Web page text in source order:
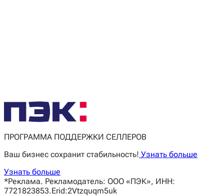
ПРОГРАММА ПОДДЕРЖКИ СЕЛЛЕРОВ
Ваш бизнес сохранит стабильность! Узнать больше
Узнать больше
*Реклама. Рекламодатель: ООО «ПЭК», ИНН:
7721823853.Erid:2Vtzquqm5uk